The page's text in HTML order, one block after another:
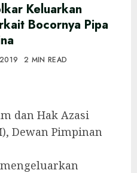
Keluarkan
Bocornya Pipa
2 MIN READ
dan Hak Azasi
Dewan Pimpinan